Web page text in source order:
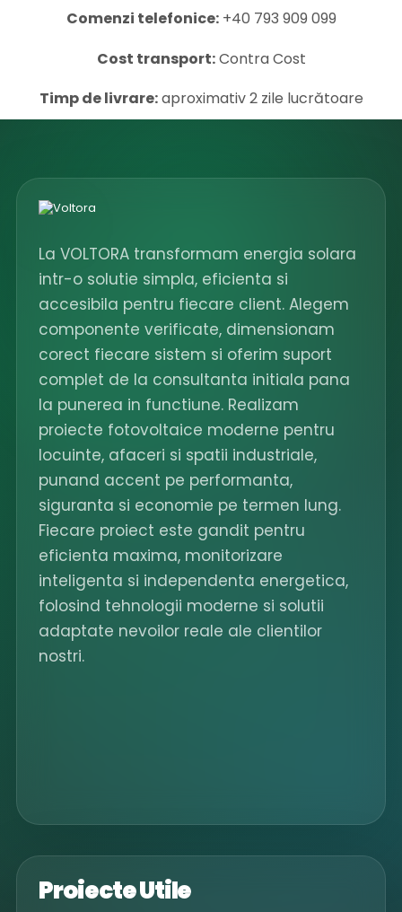
Comenzi telefonice:+40 793 909 099
Cost transport:Contra Cost
Timp de livrare:aproximativ 2 zile lucrătoare
La VOLTORA transformam energia solara
intr-o solutie simpla, eficienta si
accesibila pentru fiecare client. Alegem
componente verificate, dimensionam
corect fiecare sistem si oferim suport
complet de la consultanta initiala pana
la punerea in functiune. Realizam
proiecte fotovoltaice moderne pentru
locuinte, afaceri si spatii industriale,
punand accent pe performanta,
siguranta si economie pe termen lung.
Fiecare proiect este gandit pentru
eficienta maxima, monitorizare
inteligenta si independenta energetica,
folosind tehnologii moderne si solutii
adaptate nevoilor reale ale clientilor
nostri.
Proiecte Utile